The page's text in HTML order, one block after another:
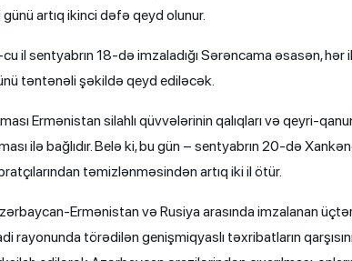
artıq ikinci dəfə qeyd olunur.
il sentyabrın 18-də imzaladığı Sərəncama əsasən, hər
təntənəli şəkildə qeyd ediləcək.
Ermənistan silahlı qüvvələrinin qalıqları və qeyri-
ilə bağlıdır. Belə ki, bu gün – sentyabrın 20-də
təmizlənməsindən artıq iki il ötür.
Ermənistan və Rusiya arasında imzalanan
rayonunda törədilən genişmiqyaslı təxribatların